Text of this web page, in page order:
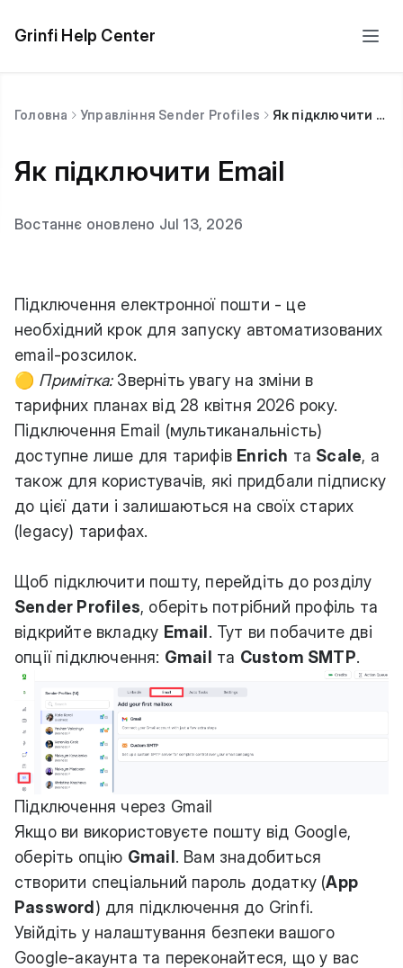
Grinfi Help Center
Головна Управління Sender Profiles Як підключити Email
Як підключити Email
Востаннє оновлено Jul 13, 2026
Підключення електронної пошти - це
необхідний крок для запуску автоматизованих
email-розсилок.
🟡 Примітка:Зверніть увагу на зміни в
тарифних планах від 28 квітня 2026 року.
Підключення Email (мультиканальність)
доступне лише для тарифів Enrich та Scale, а
також для користувачів, які придбали підписку
до цієї дати і залишаються на своїх старих
(legacy) тарифах.
Щоб підключити пошту, перейдіть до розділу
Sender Profiles, оберіть потрібний профіль та
відкрийте вкладку Email . Тут ви побачите дві
опції підключення: Gmail та Custom SMTP.
Підключення через Gmail
Якщо ви використовуєте пошту від Google,
оберіть опцію Gmail. Вам знадобиться
створити спеціальний пароль додатку (App
Password) для підключення до Grinfi.
Увійдіть у налаштування безпеки вашого
Google-акаунта та переконайтеся, що у вас